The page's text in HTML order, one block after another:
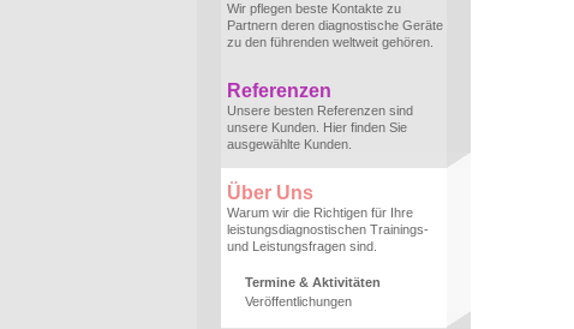
Wir pflegen beste Kontakte zu
Partnern deren diagnostische Geräte
zu den führenden weltweit gehören.
Referenzen
Unsere besten Referenzen sind
unsere Kunden. Hier finden Sie
ausgewählte Kunden.
Über Uns
Warum wir die Richtigen für Ihre
leistungsdiagnostischen Trainings-
und Leistungsfragen sind.
Termine & Aktivitäten
Veröffentlichungen